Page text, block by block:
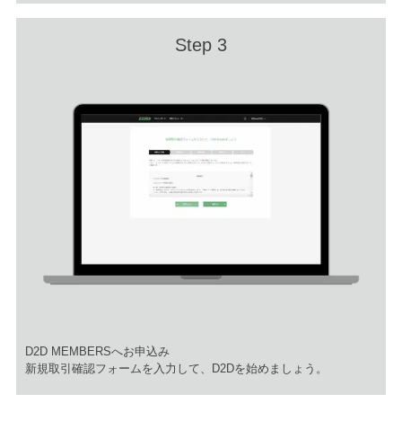
Step 3
D2D MEMBERSへお申込み
​新規取引確認フォームを入力して、D2Dを始めましょう。